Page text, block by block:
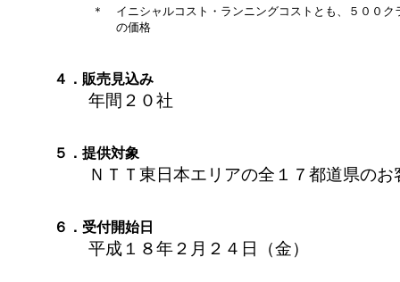
＊
イニシャルコスト・ランニングコストとも、５００ク
の価格
４．販売見込み
年間２０社
５．提供対象
ＮＴＴ東日本エリアの全１７都道県のお
６．受付開始日
平成１８年２月２４日（金）